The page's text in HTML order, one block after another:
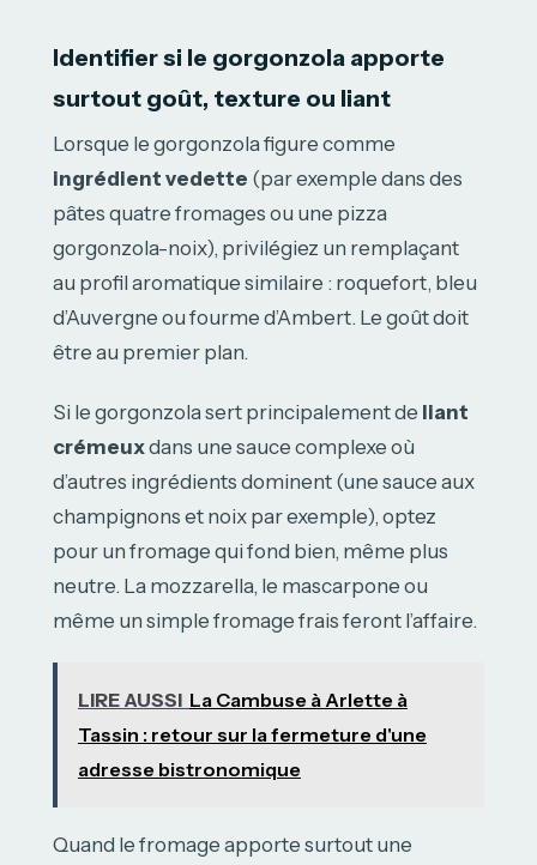
Identifier si le gorgonzola apporte
surtout goût, texture ou liant
Lorsque le gorgonzola figure comme
ingrédient vedette (par exemple dans des
pâtes quatre fromages ou une pizza
gorgonzola-noix), privilégiez un remplaçant
au profil aromatique similaire : roquefort, bleu
d’Auvergne ou fourme d’Ambert. Le goût doit
être au premier plan.
Si le gorgonzola sert principalement de liant
crémeuxdans une sauce complexe où
d’autres ingrédients dominent (une sauce aux
champignons et noix par exemple), optez
pour un fromage qui fond bien, même plus
neutre. La mozzarella, le mascarpone ou
même un simple fromage frais feront l’affaire.
LIRE AUSSI La Cambuse à Arlette à
Tassin : retour sur la fermeture d'une
adresse bistronomique
Quand le fromage apporte surtout une